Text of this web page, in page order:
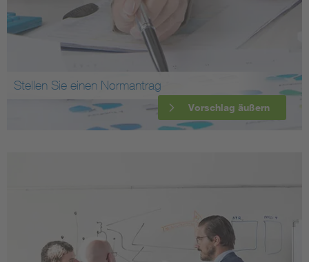
Stellen Sie einen Normantrag
Vorschlag äußern